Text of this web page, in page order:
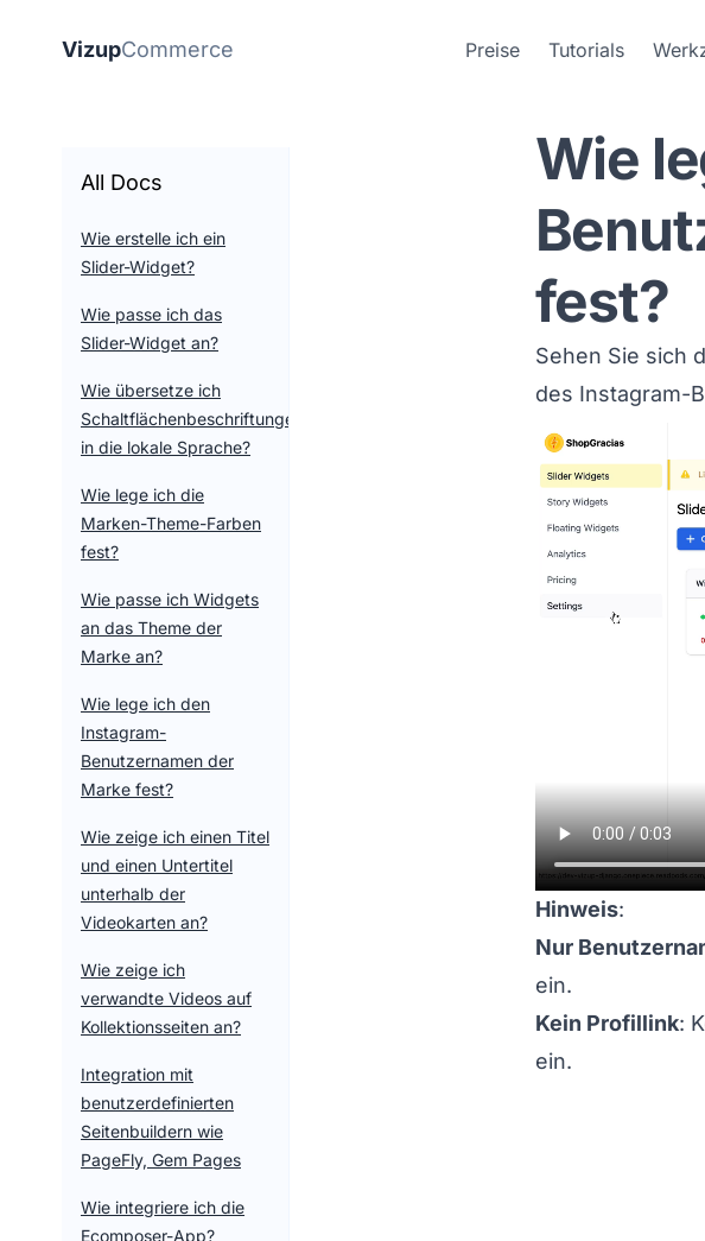
VizupCommerce Preise Tutorials
All Docs
Wie erstelle ich ein
Slider-Widget?
Wie passe ich das
Slider-Widget an?
Wie übersetze ich
Schaltflächenbeschriftungen
in die lokale Sprache?
Wie lege ich die
Marken-Theme-Farben
fest?
Wie passe ich Widgets
an das Theme der
Marke an?
Wie lege ich den
Instagram-
Benutzernamen der
Marke fest?
Wie zeige ich einen Titel
und einen Untertitel
unterhalb der
Videokarten an?
Wie zeige ich
verwandte Videos auf
Kollektionsseiten an?
Integration mit
benutzerdefinierten
Seitenbuildern wie
PageFly, Gem Pages
Wie integriere ich die
Ecomposer-App?
Wie
fest?
Sehen Sie sich
des Instagram-
Hinweis:
Nur
ein.
Kein Profillink:
ein.